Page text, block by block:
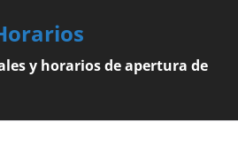
y horarios de apertura de